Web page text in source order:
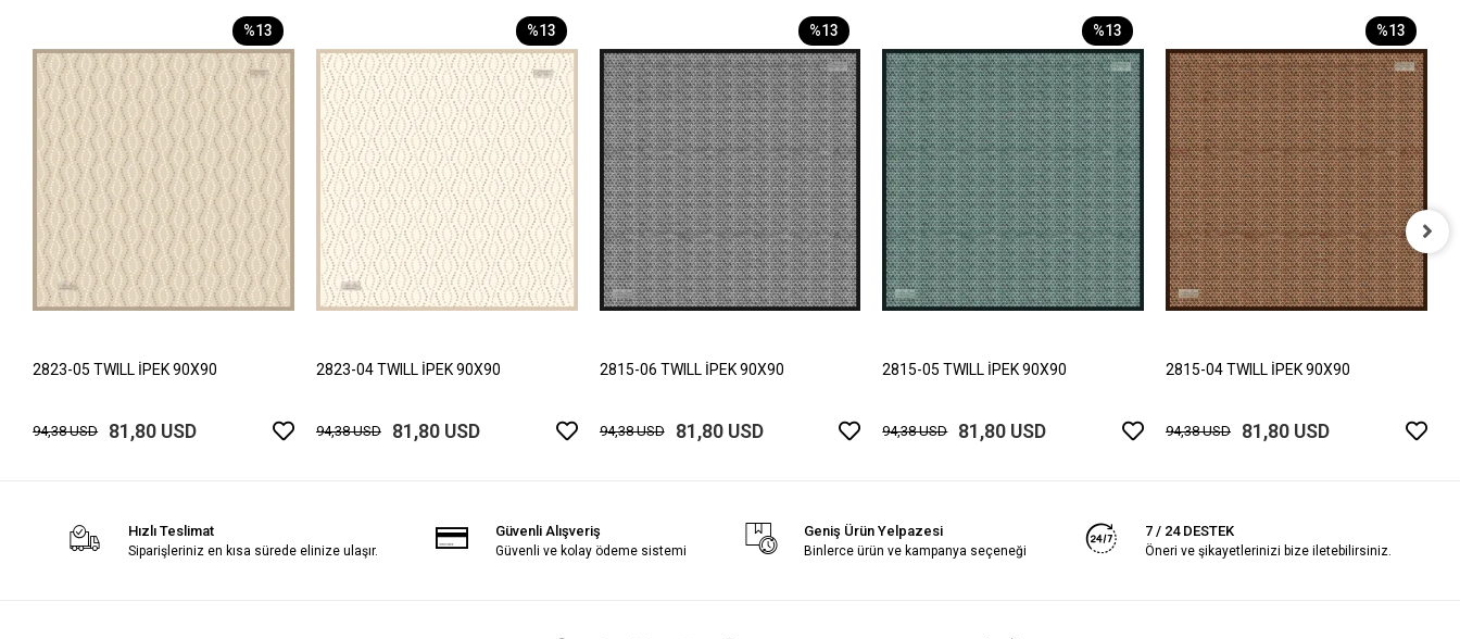
%13
2823-05 TWILL İPEK 90X90
94,38 USD 81,80 USD
%13
2823-04 TWILL İPEK 90X90
94,38 USD 81,80 USD
%13
2815-06 TWILL İPEK 90X90
94,38 USD 81,80 USD
%13
2815-05 TWILL İPEK 90X90
94,38 USD 81,80 USD
%13
2815-04 TWILL İPEK 90X90
94,38 USD 81,80 USD
Hızlı Teslimat
Siparişleriniz en kısa sürede elinize ulaşır.
Güvenli Alışveriş
Güvenli ve kolay ödeme sistemi
Geniş Ürün Yelpazesi
Binlerce ürün ve kampanya seçeneği
7 / 24 DESTEK
Öneri ve şikayetlerinizi bize iletebilirsiniz.